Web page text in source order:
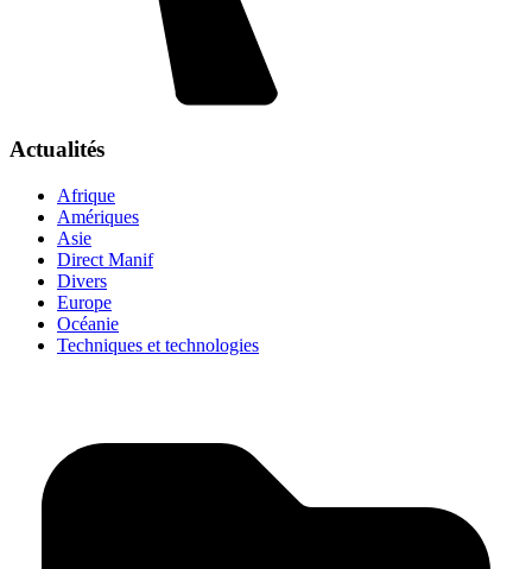
Actualités
Afrique
Amériques
Asie
Direct Manif
Divers
Europe
Océanie
Techniques et technologies